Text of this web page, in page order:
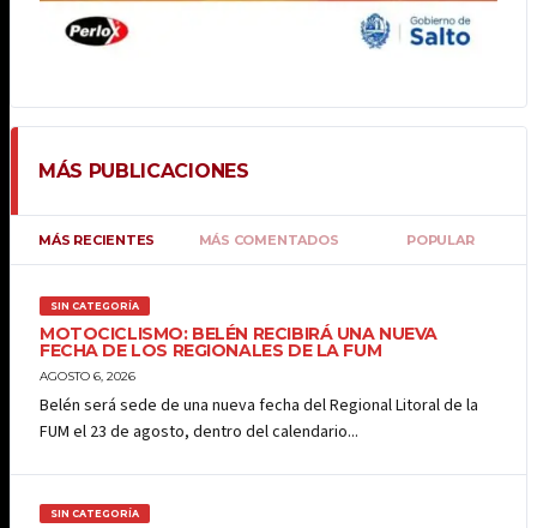
MÁS PUBLICACIONES
MÁS RECIENTES MÁS COMENTADOS POPULAR
SIN CATEGORÍA
MOTOCICLISMO: BELÉN RECIBIRÁ UNA NUEVA
FECHA DE LOS REGIONALES DE LA FUM
AGOSTO 6, 2026
Belén será sede de una nueva fecha del Regional Litoral de la
FUM el 23 de agosto, dentro del calendario...
SIN CATEGORÍA